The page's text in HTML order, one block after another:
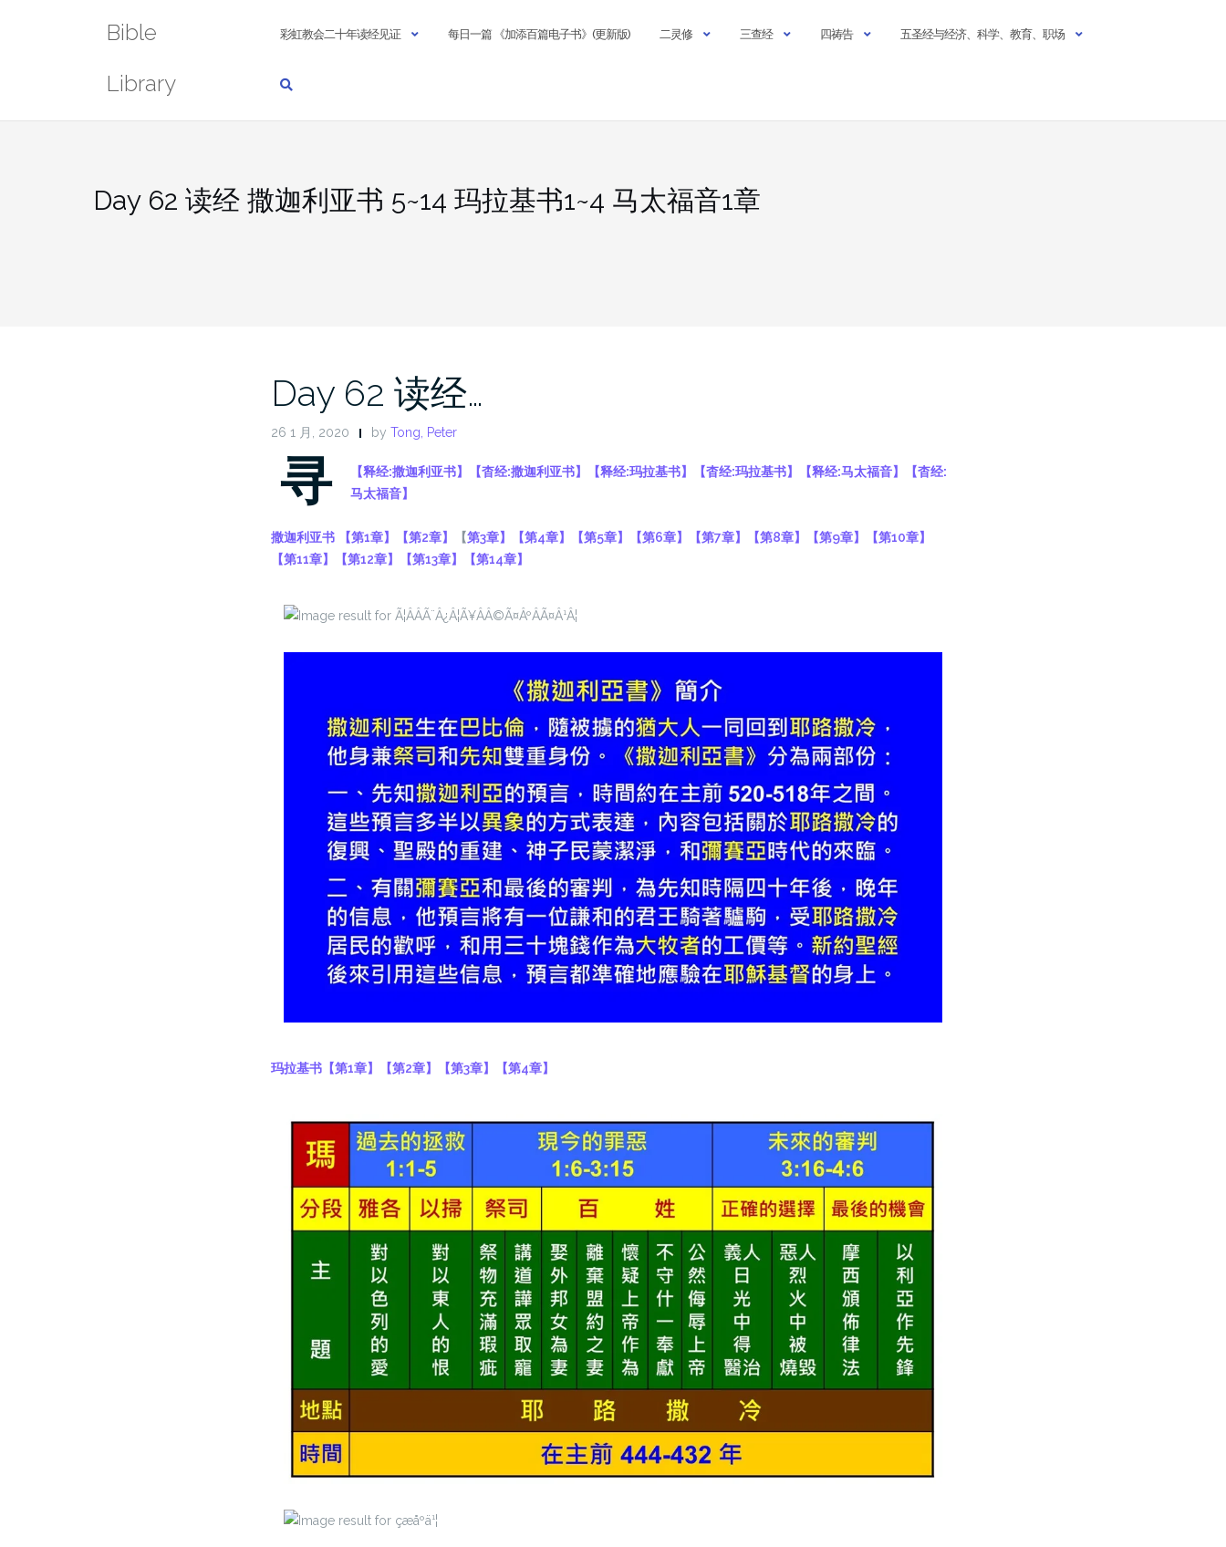
Bible
Library
彩虹教会二十年读经见证 每日一篇 《加添百篇电子书》(更新版) 二灵修 三查经 四祷告 五圣经与经济、科学、教育、职场
Day 62 读经 撒迦利亚书 5~14 玛拉基书1~4 马太福音1章
Day 62 读经…
26 1 月, 2020 by Tong, Peter
寻 【释经:撒迦利亚书】 【杳经:撒迦利亚书】 【释经:玛拉基书】 【杳经:玛拉基书】 【释经:马太福音】 【杳经:
马太福音】
撒迦利亚书 【第1章】 【第2章】 【第3章】 【第4章】 【第5章】 【第6章】 【第7章】 【第8章】 【第9章】
【第10章】
【第11章】
【第12章】 【第13章】 【第14章】
玛拉基书 【第1章】 【第2章】 【第3章】 【第4章】